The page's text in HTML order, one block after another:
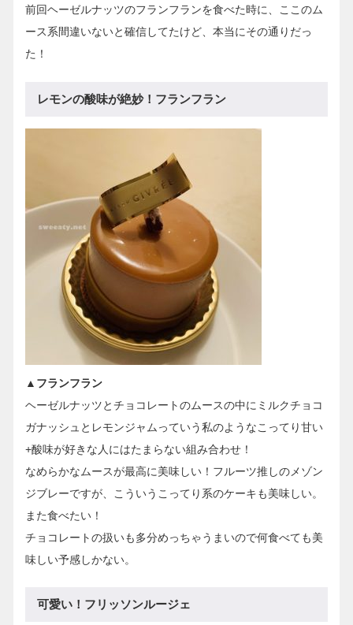
前回ヘーゼルナッツのフランフランを食べた時に、ここのム
ース系間違いないと確信してたけど、本当にその通りだっ
た！
レモンの酸味が絶妙！フランフラン
▲フランフラン
ヘーゼルナッツとチョコレートのムースの中にミルクチョコ
ガナッシュとレモンジャムっていう私のようなこってり甘い
+酸味が好きな人にはたまらない組み合わせ！
なめらかなムースが最高に美味しい！フルーツ推しのメゾン
ジブレーですが、こういうこってり系のケーキも美味しい。
また食べたい！
チョコレートの扱いも多分めっちゃうまいので何食べても美
味しい予感しかない。
可愛い！フリッソンルージェ